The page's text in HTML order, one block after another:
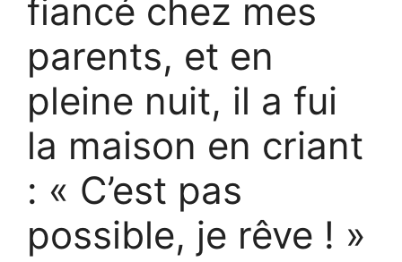
fiancé chez mes
parents, et en
pleine nuit, il a fui
la maison en criant
: « C’est pas
possible, je rêve ! »